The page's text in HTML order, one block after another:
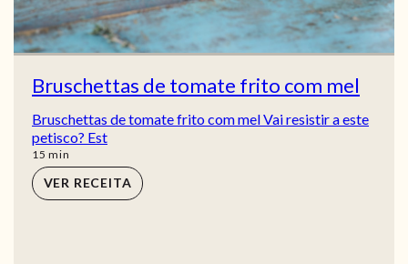
Bruschettas de tomate frito com mel
Bruschettas de tomate frito com mel Vai resistir a este
petisco? Est
15 min
min
VER RECEITA